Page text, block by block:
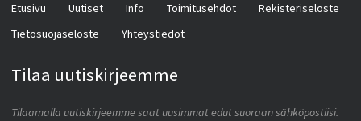
Etusivu Uutiset Info Toimitusehdot
Rekisteriseloste
Tietosuojaseloste
Yhteystiedot
Tilaa uutiskirjeemme
Tilaamalla uutiskirjeemme saat uusimmat edut suoraan sähköpostiisi.